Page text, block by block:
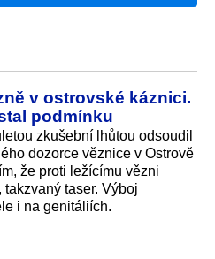
v ostrovské káznici.
podmínku
zkušební lhůtou odsoudil
dozorce věznice v Ostrově
že proti ležícímu vězni
taser. Výboj
i na genitáliích.